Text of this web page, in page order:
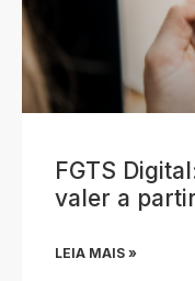
FGTS
valer a
LEIA MAIS »